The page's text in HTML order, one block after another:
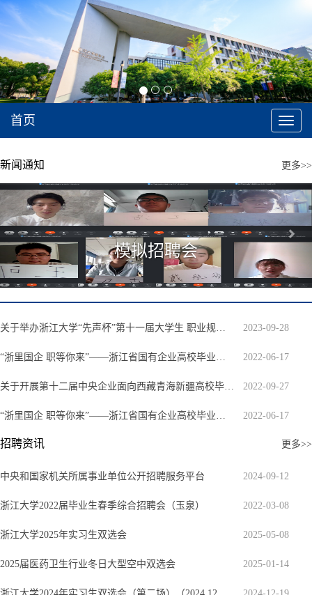
切
换
航
首页
新闻通知 更多>>
模拟招聘会
Previous Next
关于举办浙江大学“先声杯”第十一届大学生职业规划大赛的通知 2023-09-28
“浙里国企职等你来”——浙江省国有企业高校毕业生浙江大学专场招聘会欢迎您！ 2022-06-17
关于开展第十二届中央企业面向西藏青海新疆高校毕业生专场招聘活动的通知 2022-09-27
“浙里国企职等你来”——浙江省国有企业高校毕业生浙江大学专场招聘会欢迎您！ 2022-06-17
招聘资讯 更多>>
中央和国家机关所属事业单位公开招聘服务平台 2024-09-12
浙江大学2022届毕业生春季综合招聘会（玉泉） 2022-03-08
浙江大学2025年实习生双选会 2025-05-08
2025届医药卫生行业冬日大型空中双选会 2025-01-14